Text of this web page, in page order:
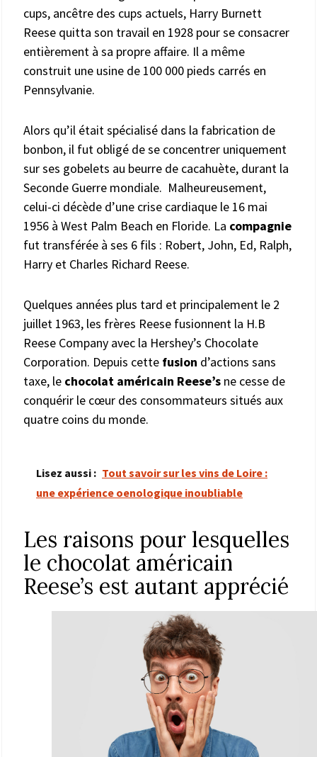
cups, ancêtre des cups actuels, Harry Burnett
Reese quitta son travail en 1928 pour se consacrer
entièrement à sa propre affaire. Il a même
construit une usine de 100 000 pieds carrés en
Pennsylvanie.
Alors qu’il était spécialisé dans la fabrication de
bonbon, il fut obligé de se concentrer uniquement
sur ses gobelets au beurre de cacahuète, durant la
Seconde Guerre mondiale. Malheureusement,
celui-ci décède d’une crise cardiaque le 16 mai
1956 à West Palm Beach en Floride. La compagnie
fut transférée à ses 6 fils : Robert, John, Ed, Ralph,
Harry et Charles Richard Reese.
Quelques années plus tard et principalement le 2
juillet 1963, les frères Reese fusionnent la H.B
Reese Company avec la Hershey’s Chocolate
Corporation. Depuis cette fusion d’actions sans
taxe, le chocolat américain Reese’s ne cesse de
conquérir le cœur des consommateurs situés aux
quatre coins du monde.
Lisez aussi : Tout savoir sur les vins de Loire :
une expérience oenologique inoubliable
Les raisons pour lesquelles
le chocolat américain
Reese’s est autant apprécié